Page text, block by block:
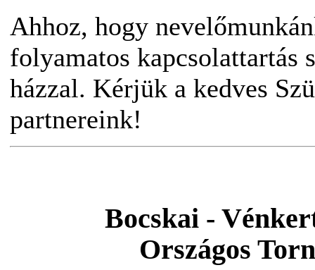
Ahhoz, hogy
folyamatos kapcsolattartás
házzal. Kérjük a kedves
partnereink!
Bocskai -
Országos